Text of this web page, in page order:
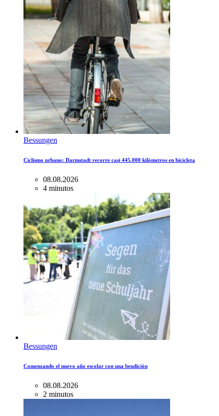
Bessungen
Ciclismo urbano: Darmstadt recorre casi 445.000 kilómetros en bicicleta
08.08.2026
4 minutos
Bessungen
Comenzando el nuevo año escolar con una bendición
08.08.2026
2 minutos